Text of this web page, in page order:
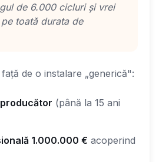
de 6.000 cicluri și vrei
toată durata de
de o instalare „generică":
(până la 15 ani
1.000.000 € acoperind